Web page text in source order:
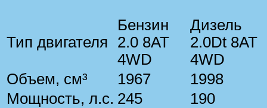
Тип двигателя
Бензин
2.0 8AT
4WD
Дизель
2.0Dt 8AT
4WD
Объем, см³
1967
1998
Мощность, л.с. 245
190